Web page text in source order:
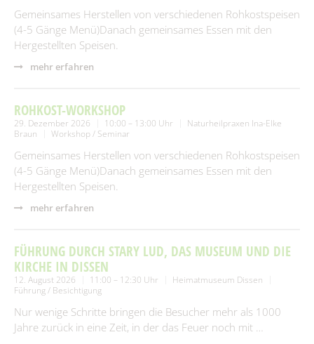
Gemeinsames Herstellen von verschiedenen Rohkostspeisen
(4-5 Gänge Menü)Danach gemeinsames Essen mit den
Hergestellten Speisen.
mehr erfahren
ROHKOST-WORKSHOP
29. Dezember 2026 10:00 – 13:00 Uhr
Naturheilpraxen Ina-Elke
Braun
Workshop / Seminar
Gemeinsames Herstellen von verschiedenen Rohkostspeisen
(4-5 Gänge Menü)Danach gemeinsames Essen mit den
Hergestellten Speisen.
mehr erfahren
FÜHRUNG DURCH STARY LUD, DAS MUSEUM UND DIE
KIRCHE IN DISSEN
12. August 2026 11:00 – 12:30 Uhr
Heimatmuseum Dissen
Führung / Besichtigung
Nur wenige Schritte bringen die Besucher mehr als 1000
Jahre zurück in eine Zeit, in der das Feuer noch mit …